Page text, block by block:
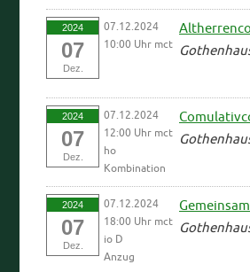
2024
07
Dez.
07.12.2024
10:00 Uhr mct
2024
07
Dez.
07.12.2024
12:00 Uhr mct
ho
Kombination
2024
07
Dez.
07.12.2024
18:00 Uhr mct
io D
Anzug